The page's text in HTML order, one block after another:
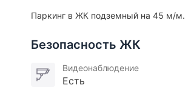
Паркинг в ЖК подземный на 45 м/м.
Безопасность ЖК
Видеонаблюдение
Есть